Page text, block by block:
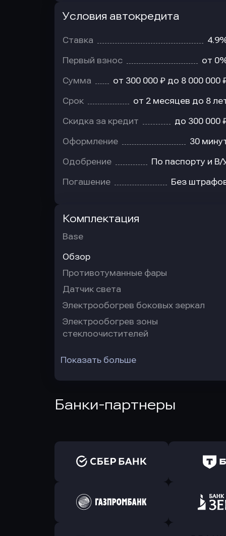
Условия автокредита
Ставка
Первый взнос от
Сумма от 300 000 ₽ до 8 000 000
Срок от 2 месяцев до 8
Скидка за кредит до 300 000
Оформление 30
Одобрение По паспорту и В/
Погашение Без
Комплектация
Base
Обзор
Противотуманные фары
Датчик света
Электрообогрев боковых зеркал
Электрообогрев зоны
стеклоочистителей
Показать больше
Банки-партнеры
Оправить заявку
в Сбербанк
в Т-Банк